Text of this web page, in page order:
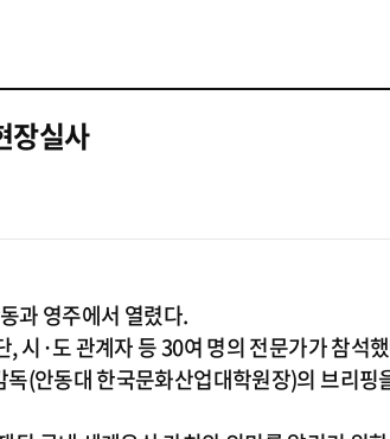
장실사
과 영주에서 열렸다.
시·도 관계자 등 30여 명의 전문가가 참석
(안동대 한국문화산업대학원장)의 브리핑